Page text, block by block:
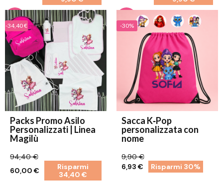
-34,40 €
Packs Promo Asilo
Personalizzati | Linea
Magilù
94,40 €
60,00 €
Risparmi
34,40 €
-30%
Sacca K‑Pop
personalizzata con
nome
9,90 €
6,93 €
Risparmi 30%